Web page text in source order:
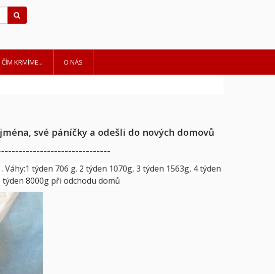
ČÍM KRMÍME... O NÁS
své páníčky a odešli do nových domovů
týden 706 g. 2 týden 1070g, 3 týden 1563g, 4 týden
8000g při odchodu domů